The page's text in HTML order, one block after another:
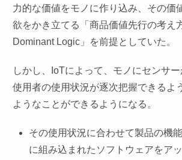
力的な価値をモノに作り込み、その価
欲をかき立てる「商品価値先行の考え
Dominant Logic」を前提としていた。
しかし、IoTによって、モノにセンサー
使用者の使用状況が逐次把握できるよ
ようなことができるようになる。
その使用状況に合わせて製品の機
に組み込まれたソフトウェアをア